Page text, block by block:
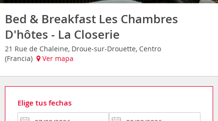
Bed & Breakfast Les Chambres
D'hôtes - La Closerie
21 Rue de Chaleine, Droue-sur-Drouette, Centro
(Francia)
Ver mapa
Elige tus fechas